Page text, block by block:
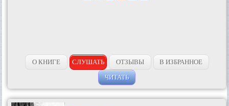
О КНИГЕ СЛУШАТЬ ОТЗЫВЫ
В ИЗБРАННОЕ
ЧИТАТЬ